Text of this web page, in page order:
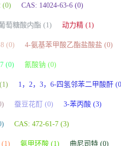
(0) CAS: 14024-63-6 (0)
萄糖酸内酯 (1) 动力精 (1)
(0) 4-氨基苯甲酸乙酯盐酸盐 (0)
(0) 氰酸钠 (0)
1，2，3，6-四氢邻苯二甲酸酐
蚕豆花酊 (0) 3-苯丙酸 (3)
CAS: 472-61-7 (3)
(1) 氨甲环酸 (1) 曲尼司特 (0)